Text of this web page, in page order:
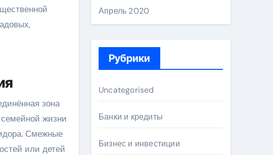
зона
жизни
Смежные
или детей
Апрель 2020
Рубрики
Uncategorised
Банки и кредиты
Бизнес и инвестиции